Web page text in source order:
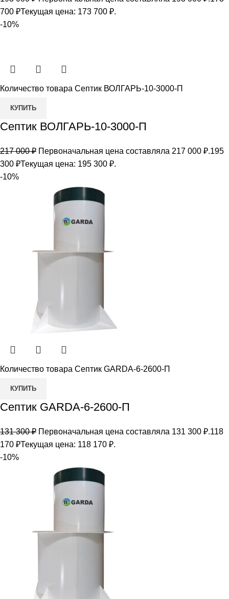
700 ₽Текущая цена: 173 700 ₽.
-10%
Количество товара Септик ВОЛГАРЬ-10-3000-П
КУПИТЬ
Септик ВОЛГАРЬ-10-3000-П
217 000₽ Первоначальная цена составляла 217 000 ₽.195
300 ₽Текущая цена: 195 300 ₽.
-10%
Количество товара Септик GARDA-6-2600-П
КУПИТЬ
Септик GARDA-6-2600-П
131 300₽ Первоначальная цена составляла 131 300 ₽.118
170 ₽Текущая цена: 118 170 ₽.
-10%